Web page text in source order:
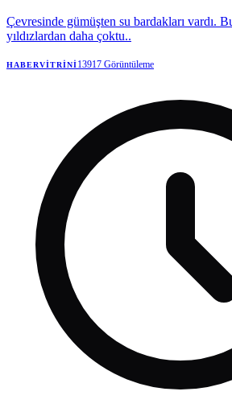
Çevresinde gümüşten su bardakları vardı.
yıldızlardan daha çoktu..
HABERVITRINI13917 Görüntüleme